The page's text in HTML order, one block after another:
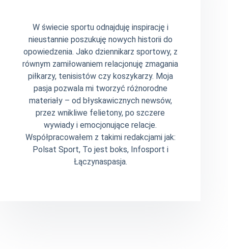
W świecie sportu odnajduję inspirację i
nieustannie poszukuję nowych historii do
opowiedzenia. Jako dziennikarz sportowy, z
równym zamiłowaniem relacjonuję zmagania
piłkarzy, tenisistów czy koszykarzy. Moja
pasja pozwala mi tworzyć różnorodne
materiały – od błyskawicznych newsów,
przez wnikliwe felietony, po szczere
wywiady i emocjonujące relacje.
Współpracowałem z takimi redakcjami jak:
Polsat Sport, To jest boks, Infosport i
Łączynaspasja.